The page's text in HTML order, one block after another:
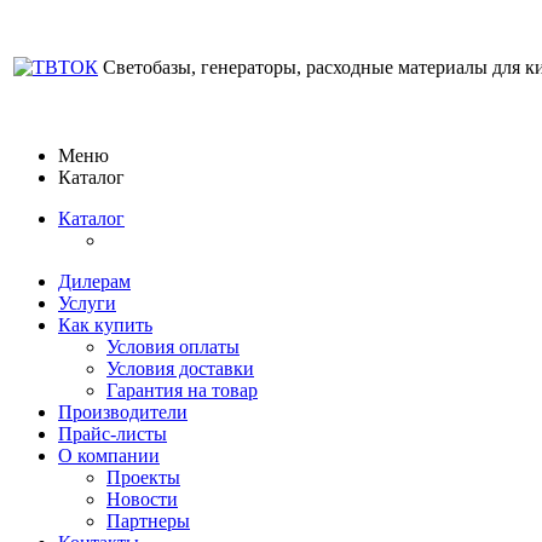
Светобазы, генераторы, расходные материалы для
Меню
Каталог
Каталог
Дилерам
Услуги
Как купить
Условия оплаты
Условия доставки
Гарантия на товар
Производители
Прайс-листы
О компании
Проекты
Новости
Партнеры